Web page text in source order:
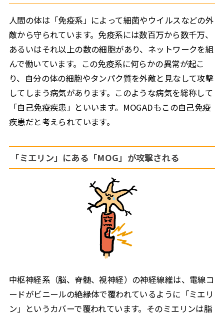
人間の体は「免疫系」によって細菌やウイルスなどの外
敵から守られています。免疫系には数百万から数千万、
あるいはそれ以上の数の細胞があり、ネットワークを組
んで働いています。この免疫系に何らかの異常が起こ
り、自分の体の細胞やタンパク質を外敵と見なして攻撃
してしまう病気があります。このような病気を総称して
「自己免疫疾患」といいます。MOGADもこの自己免疫
疾患だと考えられています。
「ミエリン」にある「MOG」が攻撃される
中枢神経系（脳、脊髄、視神経）の神経線維は、電線コ
ードがビニールの絶縁体で覆われているように「ミエリ
ン」というカバーで覆われています。そのミエリンは脂